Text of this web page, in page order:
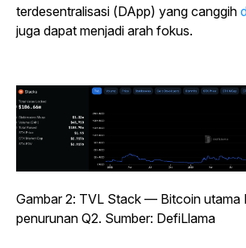
terdesentralisasi (DApp) yang canggih
juga dapat menjadi arah fokus.
Gambar 2: TVL Stack — Bitcoin utama
penurunan Q2. Sumber: DefiLlama